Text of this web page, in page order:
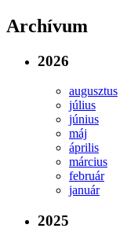
Archívum
2026
augusztus
július
június
máj
április
március
február
január
2025